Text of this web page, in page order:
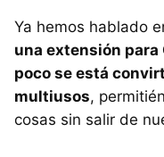
Ya hemos hablado
una extensión para
poco se está
multiusos,
cosas sin salir de